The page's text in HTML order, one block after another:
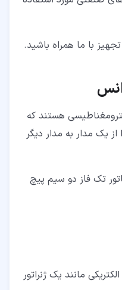
با ما همراه باشید.
هستند که
از یک مدار به مدار دیگر
تک فاز دو سیم پیچ
مانند یک ژنراتور